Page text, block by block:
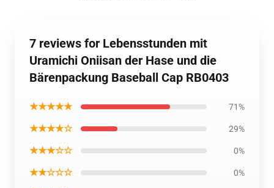
7 reviews for Lebensstunden mit
Uramichi Oniisan der Hase und die
Bärenpackung Baseball Cap RB0403
★★★★★ 71%
★★★★☆ 29%
★★★☆☆ 0%
★★☆☆☆ 0%